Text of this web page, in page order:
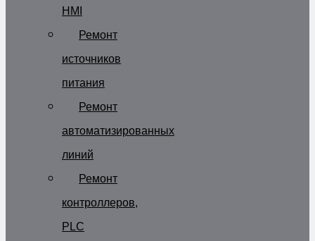
HMI
Ремонт
источников
питания
Ремонт
автоматизированных
линий
Ремонт
контроллеров,
PLC